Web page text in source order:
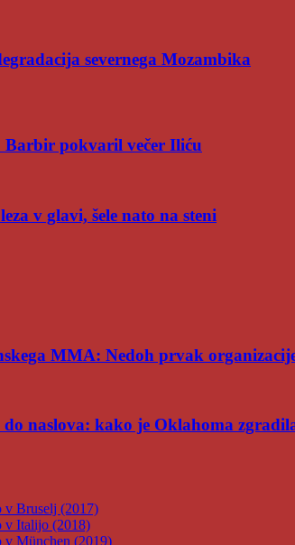
severnega Mozambika
Barbir pokvaril večer Iliću
v glavi, šele nato na steni
MMA: Nedoh prvak
naslova: kako je Oklahoma
v Bruselj (2017)
v Italijo (2018)
v München (2019)